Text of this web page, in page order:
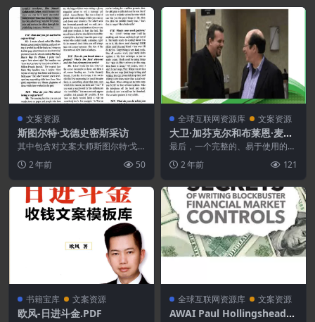
文案资源
斯图尔特·戈德史密斯采访
其中包含对文案大师斯图尔特·戈
0... 2 年前 50
全球互联网资源库 文案资源
大卫·加芬克尔和布莱恩·麦克
劳德–快速有效的文案[David
Garfinkel And Brian McLe
od–Fast Effective Copy]
最后，一个完整的、易于使用的系
副本 …… 快速...
2 年前 121
书籍宝库 文案资源
欧风-日进斗金.PDF
全球互联网资源库 文案资源
AWAI Paul Hollingshead–